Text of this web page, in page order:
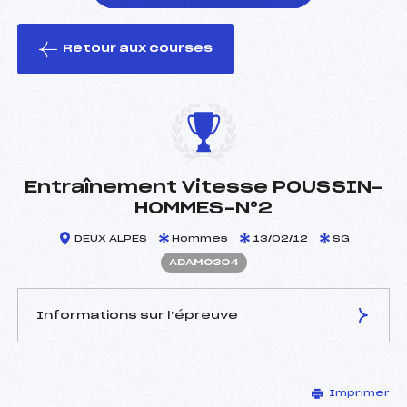
le ski
Retour aux courses
Entraînement Vitesse POUSSIN-
HOMMES-N°2
DEUX ALPES Hommes 13/02/12 SG
ADAM0304
Informations sur l’épreuve
JOURDAN FRANCOIS (SA)
Imprimer